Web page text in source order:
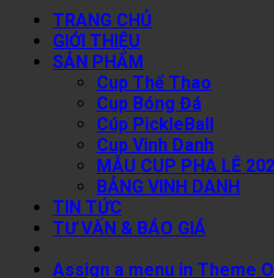
TRANG CHỦ
GIỚI THIỆU
SẢN PHẨM
Cup Thể Thao
Cup Bóng Đá
Cúp PickleBall
Cup Vinh Danh
MẪU CUP PHA LÊ
BẢNG VINH DANH
TIN TỨC
TƯ VẤN & BÁO GIÁ
Assign a menu in Theme